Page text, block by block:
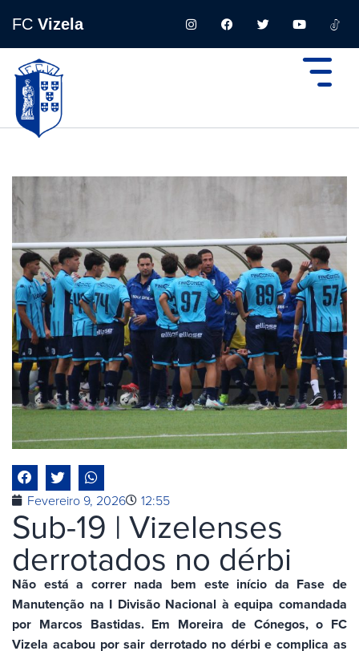
FC Vizela
Fevereiro 9, 2026 12:55
Sub-19 | Vizelenses
derrotados no dérbi
Não está a correr nada bem este início da Fase de
Manutenção na I Divisão Nacional à equipa comandada
por Marcos Bastidas. Em Moreira de Cónegos, o FC
Vizela acabou por sair derrotado no dérbi e complica as